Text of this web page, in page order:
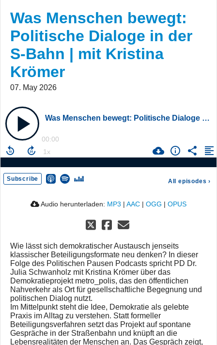
Was Menschen bewegt:
Politische Dialoge in der
S-Bahn | mit Kristina
Krömer
07. May 2026
Was Menschen bewegt: Politische Dialoge in der S-Bahn | mit Kristina Krömer
00:00
Subscribe All episodes ›
Audio herunterladen: MP3 | AAC | OGG | OPUS
Wie lässt sich demokratischer Austausch jenseits
klassischer Beteiligungsformate neu denken? In dieser
Folge des Politischen Pausen Podcasts spricht PD Dr.
Julia Schwanholz mit Kristina Krömer über das
Demokratieprojekt metro_polis, das den öffentlichen
Nahverkehr als Ort für gesellschaftliche Begegnung und
politischen Dialog nutzt.
Im Mittelpunkt steht die Idee, Demokratie als gelebte
Praxis im Alltag zu verstehen. Statt formeller
Beteiligungsverfahren setzt das Projekt auf spontane
Gespräche in der Straßenbahn und knüpft an die
Lebensrealitäten der Menschen an. Das Gespräch zeigt,